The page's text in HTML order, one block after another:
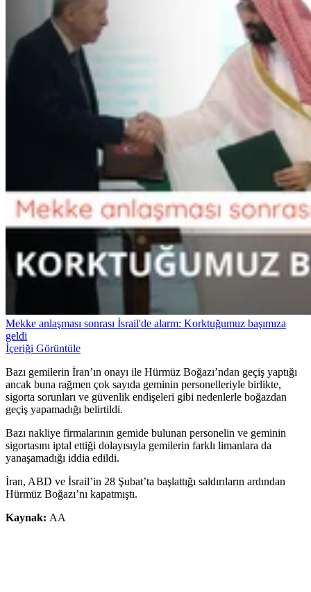
Mekke anlaşması sonrası İsrail'de alarm: Korktuğumuz başımıza
geldi
İçeriği Görüntüle
Bazı gemilerin İran’ın onayı ile Hürmüz Boğazı’ndan geçiş yaptığı
ancak buna rağmen çok sayıda geminin personelleriyle birlikte,
sigorta sorunları ve güvenlik endişeleri gibi nedenlerle boğazdan
geçiş yapamadığı belirtildi.
Bazı nakliye firmalarının gemide bulunan personelin ve geminin
sigortasını iptal ettiği dolayısıyla gemilerin farklı limanlara da
yanaşamadığı iddia edildi.
İran, ABD ve İsrail’in 28 Şubat’ta başlattığı saldırıların ardından
Hürmüz Boğazı’nı kapatmıştı.
Kaynak: AA